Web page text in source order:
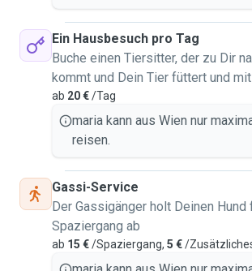
Ein Hausbesuch pro Tag
Buche einen Tiersitter, der zu Dir
kommt und Dein Tier füttert und
ab 20 €/Tag
maria kann aus Wien nur
reisen.
Gassi-Service
Der Gassigänger holt Deinen Hund
Spaziergang ab
ab 15 €/Spaziergang, 5 €/